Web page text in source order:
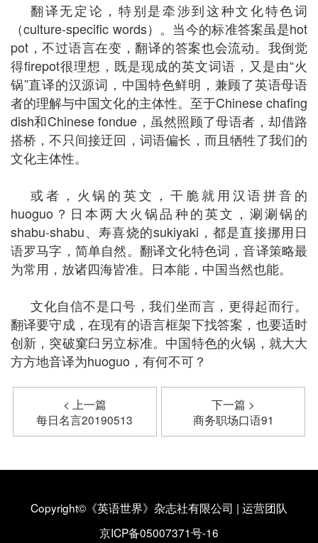
翻译无定论，特别是牵涉到这种文化特色词
（culture-specific words）。当今的标准答案虽是hot
pot，不过语言在变，翻译的答案也会流动。我倒觉
得firepot很理想，既是现成的英文词语，又是由“火
锅”直译的汉源词，中国特色鲜明，兼顾了英语母语
者的理解与中国文化的主体性。至于Chinese chafing
dish和Chinese fondue，虽然照顾了母语者，却借路
搭桥，不只间接迂回，词语偏长，而且牺牲了我们的
文化主体性。
或者，火锅的英文，干脆就用汉语拼音的
huoguo？日本两大火锅品种的英文，涮涮锅的
shabu-shabu、寿喜烧的sukiyaki，都是直接挪用日
语罗马字，简单自然。翻译文化特色词，音译策略最
为常用，放诸四海皆准。日本能，中国当然也能。
文化自信不是口号，我们坐而言，更得起而行。
翻译要守成，在现有的语言框架下找答案，也要适时
创新，突破窠臼另立标准。中国特色的火锅，就大大
方方地音译为huoguo，有何不可？
< 上一篇
每日名言20190513
下一篇 >
商务职场口语91
Copyright©《英语世界》杂志社有限公司 | 运营团队
京ICP备05007371号-16